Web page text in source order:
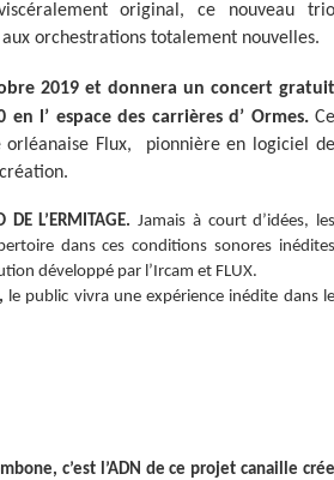
original, ce nouveau trio
orchestrations totalement nouvelles.
2019 et donnera un concert gratuit
en l’ espace des carrières d’ Ormes.Ce
Flux, pionnière en logiciel de
L’ERMITAGE.Jamais à court d’idées, les
dans ces conditions sonores inédites
développé par l’Ircam et FLUX.
le public vivra une expérience inédite dans le
c’est l’ADN de ce projet canaille crée